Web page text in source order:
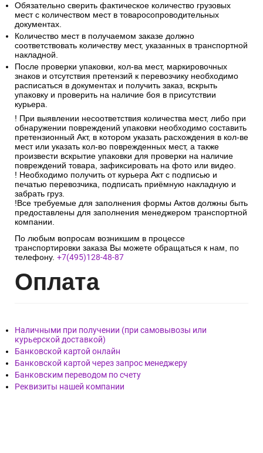
Обязательно сверить фактическое количество грузовых
мест с количеством мест в товаросопроводительных
документах.
Количество мест в получаемом заказе должно
соответствовать количеству мест, указанных в транспортной
накладной.
После проверки упаковки, кол-ва мест, маркировочных
знаков и отсутствия претензий к перевозчику необходимо
расписаться в документах и получить заказ, вскрыть
упаковку и проверить на наличие боя в присутствии
курьера.
! При выявлении несоответствия количества мест, либо при
обнаружении повреждений упаковки необходимо составить
претензионный Акт, в котором указать расхождения в кол-ве
мест или указать кол-во поврежденных мест, а также
произвести вскрытие упаковки для проверки на наличие
повреждений товара, зафиксировать на фото или видео.
! Необходимо получить от курьера Акт с подписью и
печатью перевозчика, подписать приёмную накладную и
забрать груз.
!Все требуемые для заполнения формы Актов должны быть
предоставлены для заполнения менеджером транспортной
компании.
По любым вопросам возникшим в процессе
транспортировки заказа Вы можете обращаться к нам, по
телефону. +7(495)128-48-87
Оплата
Наличными при получении (при самовывозы или
курьерской доставкой)
Банковской картой онлайн
Банковской картой через запрос менеджеру
Банковским переводом по счету
Реквизиты нашей компании